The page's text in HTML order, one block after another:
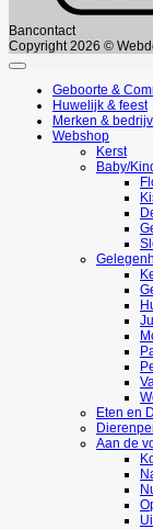
Bancontact
Copyright 2026 ©
Geboorte &
Huwelijk & feest
Merken &
Webshop
Kerst
Baby/
Eten en
Aan de